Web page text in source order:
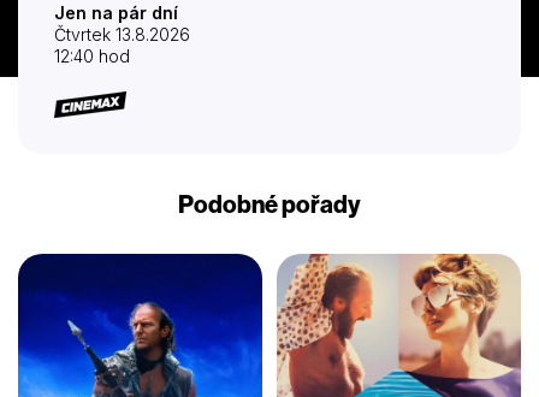
Jen na pár dní
Čtvrtek 13.8.2026
12:40 hod
Podobné pořady